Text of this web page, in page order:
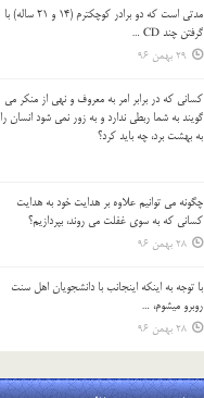
مدتي است كه دو برادر كوچكترم (14 و 21 ساله) با
گرفتن چند CD …
29 بهمن 96
كساني كه در برابر امر به معروف و نهي از منكر مي
گويند به شما ربطي ندارد و به زور نمي شود انسان را
به بهشت برد، چه بايد كرد؟
چگونه مي توانيم علاوه بر هدايت خود به هدايت
كساني كه به سوي غفلت مي روند، بپردازيم؟
28 بهمن 96
با توجه به اينكه اينجانب با دانشجويان اهل سنت
روبرو مي‎شوم، …
28 بهمن 96